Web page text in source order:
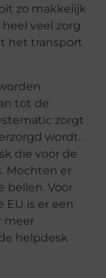
zo makkelijk
veel zorg
het transport
tot de
zorgt
wordt.
die voor de
Mochten er
bellen. Voor
is er een
meer
helpdesk